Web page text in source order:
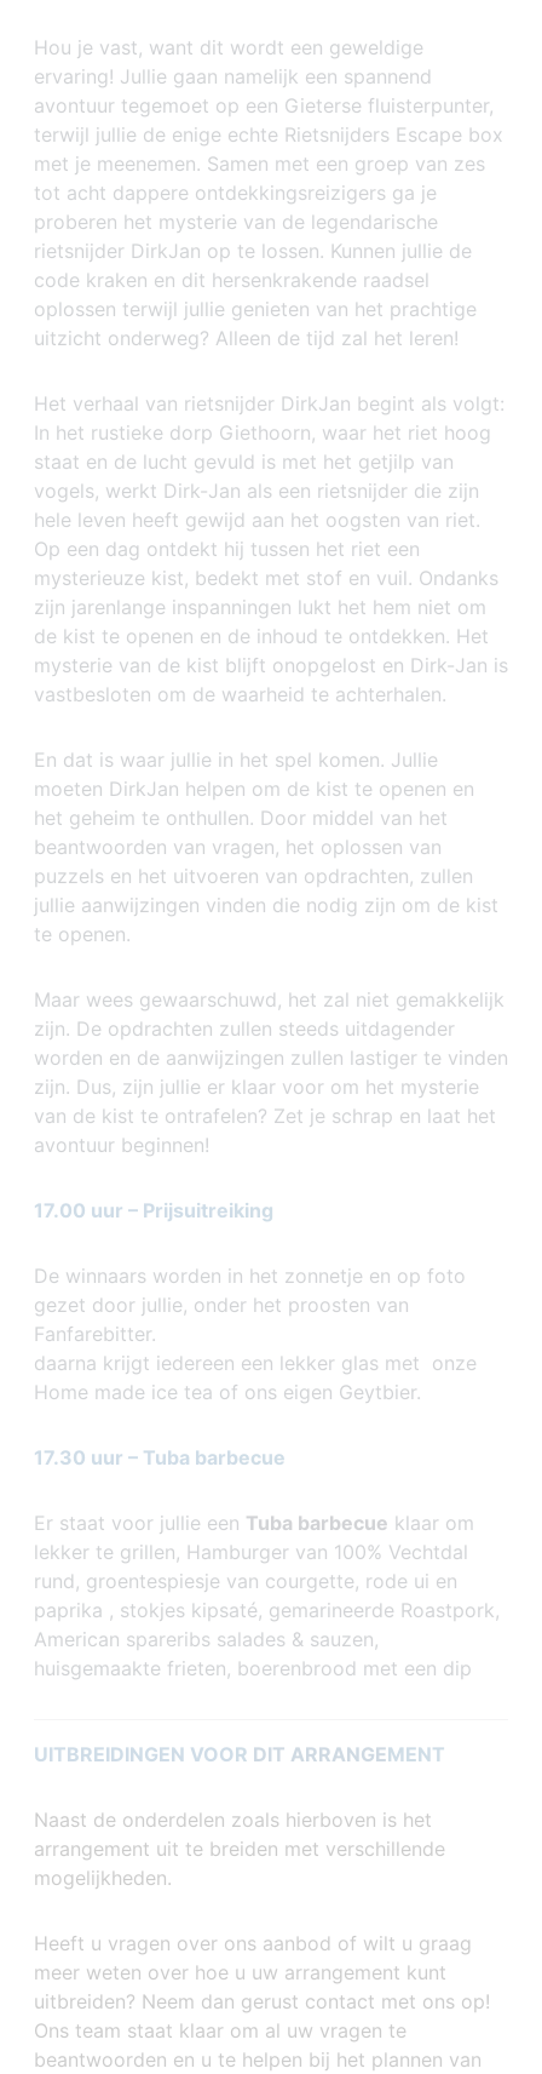
Hou je vast, want dit wordt een geweldige
ervaring! Jullie gaan namelijk een spannend
avontuur tegemoet op een Gieterse fluisterpunter,
terwijl jullie de enige echte Rietsnijders Escape box
met je meenemen. Samen met een groep van zes
tot acht dappere ontdekkingsreizigers ga je
proberen het mysterie van de legendarische
rietsnijder DirkJan op te lossen. Kunnen jullie de
code kraken en dit hersenkrakende raadsel
oplossen terwijl jullie genieten van het prachtige
uitzicht onderweg? Alleen de tijd zal het leren!
Het verhaal van rietsnijder DirkJan begint als volgt:
In het rustieke dorp Giethoorn, waar het riet hoog
staat en de lucht gevuld is met het getjilp van
vogels, werkt Dirk-Jan als een rietsnijder die zijn
hele leven heeft gewijd aan het oogsten van riet.
Op een dag ontdekt hij tussen het riet een
mysterieuze kist, bedekt met stof en vuil. Ondanks
zijn jarenlange inspanningen lukt het hem niet om
de kist te openen en de inhoud te ontdekken. Het
mysterie van de kist blijft onopgelost en Dirk-Jan is
vastbesloten om de waarheid te achterhalen.
En dat is waar jullie in het spel komen. Jullie
moeten DirkJan helpen om de kist te openen en
het geheim te onthullen. Door middel van het
beantwoorden van vragen, het oplossen van
puzzels en het uitvoeren van opdrachten, zullen
jullie aanwijzingen vinden die nodig zijn om de kist
te openen.
Maar wees gewaarschuwd, het zal niet gemakkelijk
zijn. De opdrachten zullen steeds uitdagender
worden en de aanwijzingen zullen lastiger te vinden
zijn. Dus, zijn jullie er klaar voor om het mysterie
van de kist te ontrafelen? Zet je schrap en laat het
avontuur beginnen!
17.00 uur – Prijsuitreiking
De winnaars worden in het zonnetje en op foto
gezet door jullie, onder het proosten van
Fanfarebitter.
daarna krijgt iedereen een lekker glas met onze
Home made ice tea of ons eigen Geytbier.
17.30 uur – Tuba barbecue
Er staat voor jullie een Tuba barbecue klaar om
lekker te grillen, Hamburger van 100% Vechtdal
rund, groentespiesje van courgette, rode ui en
paprika , stokjes kipsaté, gemarineerde Roastpork,
American spareribs salades & sauzen,
huisgemaakte frieten, boerenbrood met een dip
UITBREIDINGEN VOOR DIT ARRANGEMENT
Naast de onderdelen zoals hierboven is het
arrangement uit te breiden met verschillende
mogelijkheden.
Heeft u vragen over ons aanbod of wilt u graag
meer weten over hoe u uw arrangement kunt
uitbreiden? Neem dan gerust contact met ons op!
Ons team staat klaar om al uw vragen te
beantwoorden en u te helpen bij het plannen van